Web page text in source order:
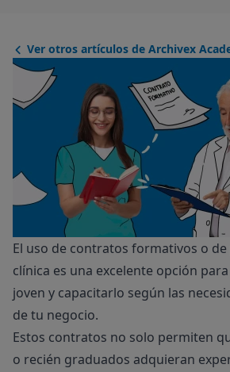
Ver otros artículos de Archivex
El uso de contratos formativos o
clínica es una excelente opción
joven y capacitarlo según las
de tu negocio.
Estos contratos no solo permiten
o recién graduados adquieran